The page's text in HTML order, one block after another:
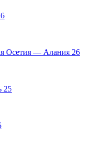
Осетия — Алания 26
25